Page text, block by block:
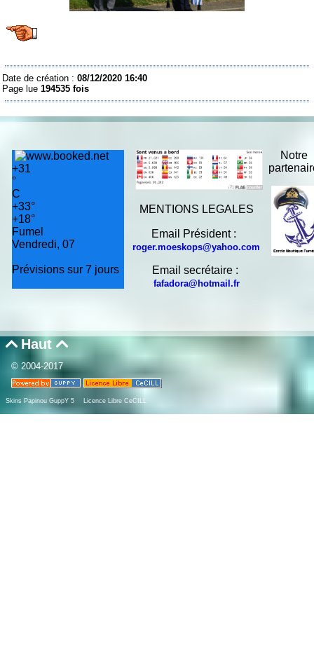
Date de création :08/12/2020 16:40
Page lue194535 fois
+31
°
C
+33°
+18°
Fumel
Vendredi, 07
Prévisions sur 7 jours
MENTIONS LEGALES
Email Président :
roger.moeskops@yahoo.com
Email secrétaire :
fafadora@hotmail.fr
Notre
Haut 
© 2004-2017
Skins Papinou GuppY 5 Licence Libre CeCILL